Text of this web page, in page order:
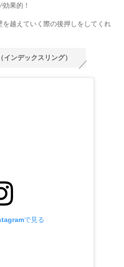
果的！
を越えていく際の後押しをしてくれ
ンデックスリング）
で見る